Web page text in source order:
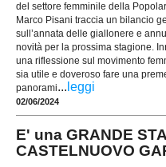
del settore femminile della
Marco Pisani traccia un bilancio
sull’annata delle giallonere e
novità per la prossima stagione.
una riflessione sul movimento
sia utile e doveroso fare una
panorami... leggi
02/06/2024
E' una GRANDE
CASTELNUOVO